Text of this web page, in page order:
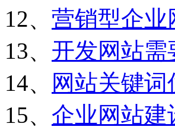
12、 营销型企业
13、 开发网站需
14、
网站关键
15、 企业网站建